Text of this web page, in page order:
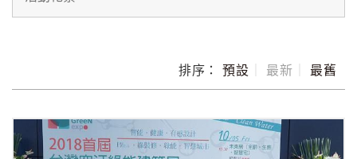
排序：預設 最新 最舊